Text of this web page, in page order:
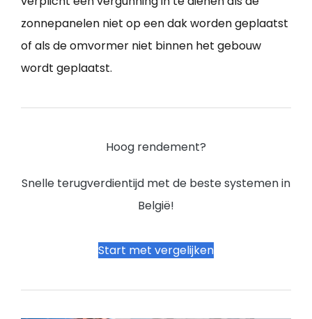
zonnepanelen niet op een dak worden geplaatst
of als de omvormer niet binnen het gebouw
wordt geplaatst.
Hoog rendement?
Snelle terugverdientijd met de beste systemen in
België!
Start met vergelijken